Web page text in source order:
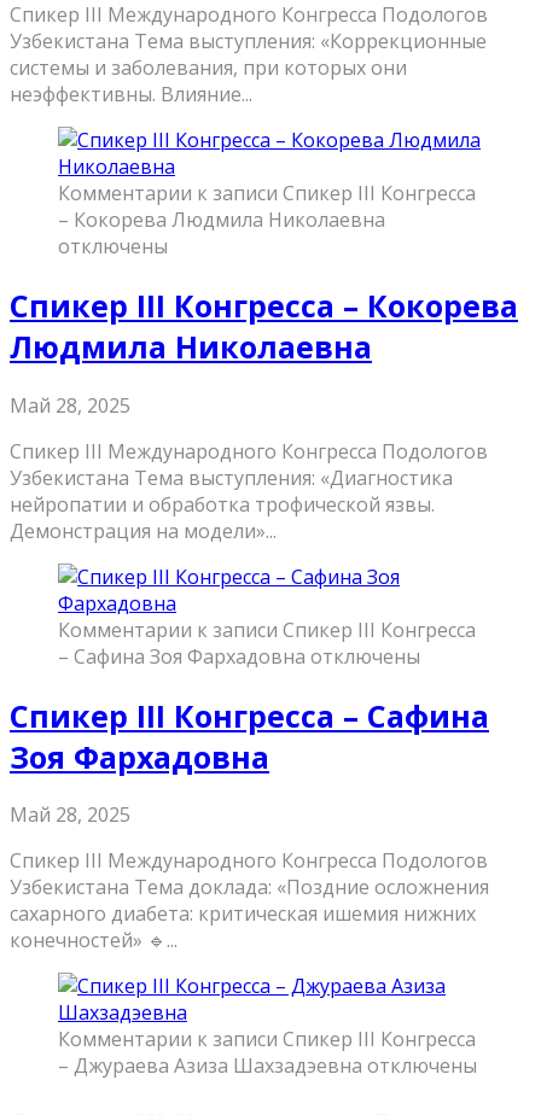
Спикер III Международного Конгресса Подологов
Узбекистана Тема выступления: «Коррекционные
системы и заболевания, при которых они
неэффективны. Влияние...
Комментарии к записи Спикер III Конгресса
– Кокорева Людмила Николаевна
отключены
Спикер III Конгресса – Кокорева
Людмила Николаевна
Май 28, 2025
Спикер III Международного Конгресса Подологов
Узбекистана Тема выступления: «Диагностика
нейропатии и обработка трофической язвы.
Демонстрация на модели»...
Комментарии к записи Спикер III Конгресса
– Сафина Зоя Фархадовна отключены
Спикер III Конгресса – Сафина
Зоя Фархадовна
Май 28, 2025
Спикер III Международного Конгресса Подологов
Узбекистана Тема доклада: «Поздние осложнения
сахарного диабета: критическая ишемия нижних
конечностей» 🔹...
Комментарии к записи Спикер III Конгресса
– Джураева Азиза Шахзадэевна отключены